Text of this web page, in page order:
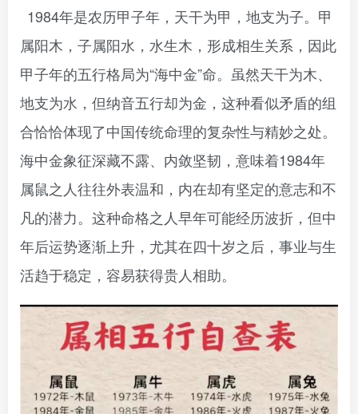
1984年是农历甲子年，天干为甲，地支为子。甲
属阳木，子属阳水，水生木，形成相生关系，因此
甲子年的五行格局为“海中金”命。虽然天干为木、
地支为水，但纳音五行却为金，这种看似矛盾的组
合恰恰体现了中国传统命理的复杂性与精妙之处。
海中金象征深藏不露、内敛坚韧，意味着1984年
属鼠之人往往外表温和，内在却有坚定的意志和不
凡的潜力。这种命格之人早年可能经历波折，但中
年后运势逐渐上升，尤其在四十岁之后，事业与生
活趋于稳定，容易获得贵人相助。